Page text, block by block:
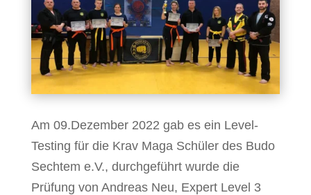
Am 09.Dezember 2022 gab es ein Level-
Testing für die Krav Maga Schüler des Budo
Sechtem e.V., durchgeführt wurde die
Prüfung von Andreas Neu, Expert Level 3